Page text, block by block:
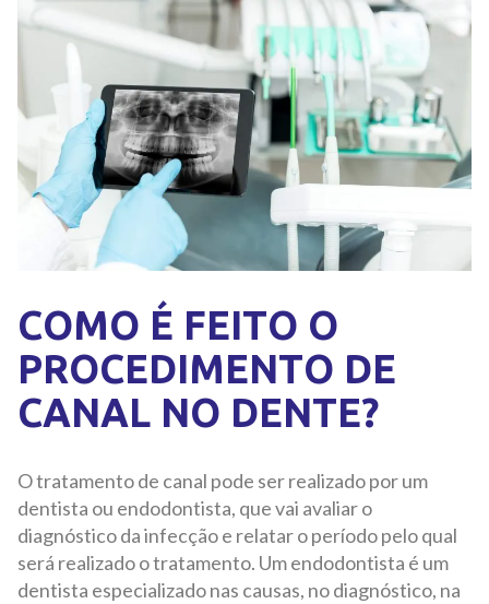
COMO É FEITO O
PROCEDIMENTO DE
CANAL NO DENTE?
O tratamento de canal pode ser realizado por um
dentista ou endodontista, que vai avaliar o
diagnóstico da infecção e relatar o período pelo qual
será realizado o tratamento. Um endodontista é um
dentista especializado nas causas, no diagnóstico, na